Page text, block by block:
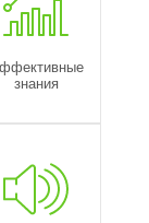
знания